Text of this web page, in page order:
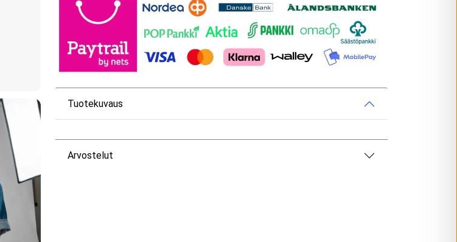
Tuotekuvaus
Arvostelut